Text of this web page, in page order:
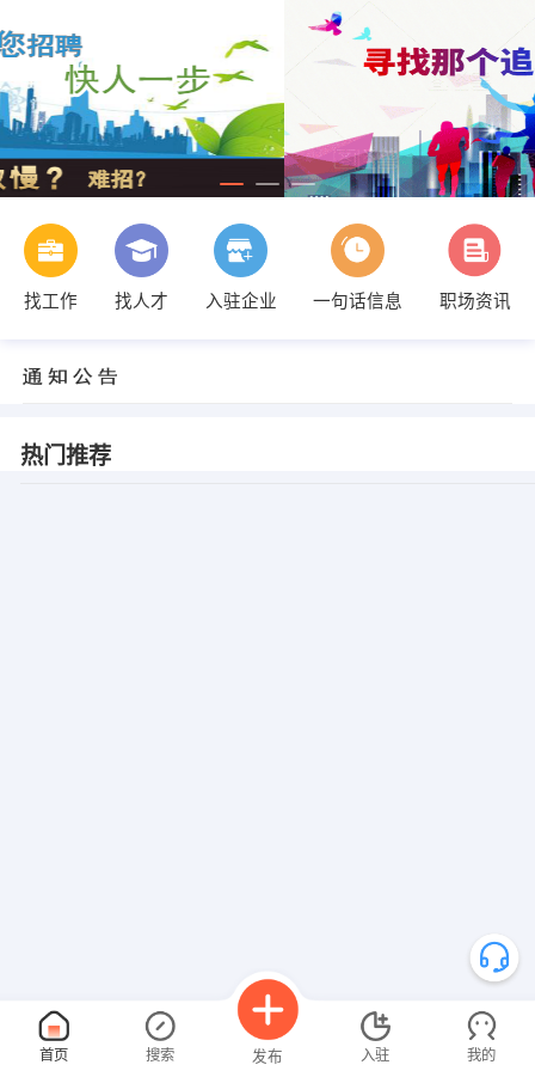
找工作 找人才 入驻企业 一句话信息 职场资讯
热门推荐
首页 搜索 发布 入驻 我的